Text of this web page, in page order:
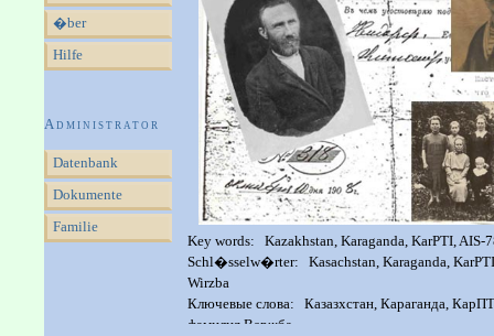
�ber
Hilfe
Administrator
Datenbank
Dokumente
Familie
Key words: Kazakhstan, Karaganda, KarPTI,
Schl�sselw�rter: Kasachstan, Karaganda,
Wirzba
Ключевые слова: Казазхстан, Караганда,
фамилия Вержба